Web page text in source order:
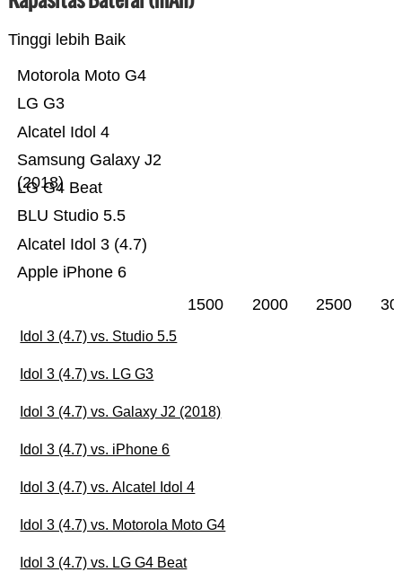
Tinggi lebih Baik
Apple iPhone 6
Alcatel Idol 3 (4.7)
BLU Studio 5.5
LG G4 Beat
Samsung Galaxy J2
(2018)
Alcatel Idol 4
LG G3
Motorola Moto G4
1500 2000 2500
Idol 3 (4.7) vs. Studio 5.5
Idol 3 (4.7) vs. LG G3
Idol 3 (4.7) vs. Galaxy J2 (2018)
Idol 3 (4.7) vs. iPhone 6
Idol 3 (4.7) vs. Alcatel Idol 4
Idol 3 (4.7) vs. Motorola Moto G4
Idol 3 (4.7) vs. LG G4 Beat